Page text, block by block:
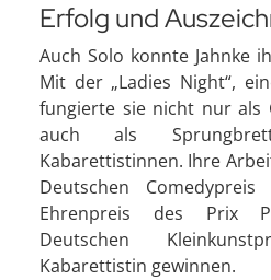
Erfolg und
Auch Solo konnte Jahnke
Mit der „Ladies Night“,
fungierte sie nicht nur als
auch als
Kabarettistinnen. Ihre
Deutschen
Ehrenpreis des Prix
Deutschen
Kabarettistin gewinnen.